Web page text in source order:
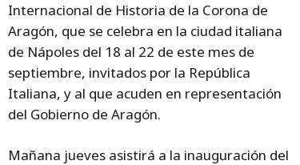
Internacional de Historia de la Corona de
Aragón, que se celebra en la ciudad italiana
de Nápoles del 18 al 22 de este mes de
septiembre, invitados por la República
Italiana, y al que acuden en representación
del Gobierno de Aragón.
Mañana jueves asistirá a la inauguración del